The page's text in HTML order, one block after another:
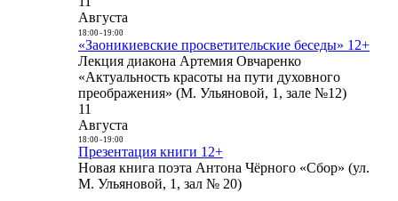
Августа
18:00- 19:00
«Заоникиевские просветительские беседы» 12+
Лекция диакона Артемия Овчаренко
«Актуальность красоты на пути духовного
преображения» (М. Ульяновой, 1, зале №12)
11
Августа
18:00- 19:00
Презентация книги 12+
Новая книга поэта Антона Чёрного «Сбор» (ул.
М. Ульяновой, 1, зал № 20)